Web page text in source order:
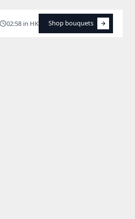
02:58 in HK
Shop bouquets